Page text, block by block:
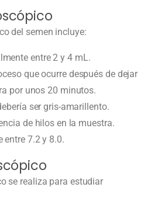
del semen incluye:
entre 2 y 4 mL.
que ocurre después de dejar
por unos 20 minutos.
ser gris-amarillento.
de hilos en la muestra.
entre 7.2 y 8.0.
se realiza para estudiar